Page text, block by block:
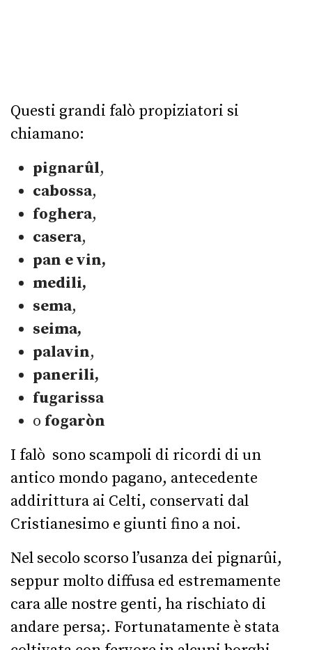
Questi grandi falò propiziatori si
chiamano:
pignarûl,
cabossa,
foghera,
casera,
pan e vin,
medili,
sema,
seima,
palavin,
panerili,
fugarissa
o fogaròn
I falò sono scampoli di ricordi di un
antico mondo pagano, antecedente
addirittura ai Celti, conservati dal
Cristianesimo e giunti fino a noi.
Nel secolo scorso l’usanza dei pignarûi,
seppur molto diffusa ed estremamente
cara alle nostre genti, ha rischiato di
andare persa;. Fortunatamente è stata